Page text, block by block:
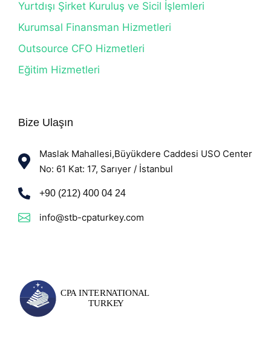
Yurtdışı Şirket Kuruluş ve Sicil İşlemleri
Kurumsal Finansman Hizmetleri
Outsource CFO Hizmetleri
Eğitim Hizmetleri
Bize Ulaşın
Maslak Mahallesi,Büyükdere Caddesi USO Center
No: 61 Kat: 17, Sarıyer / İstanbul
+90 (212) 400 04 24
info@stb-cpaturkey.com